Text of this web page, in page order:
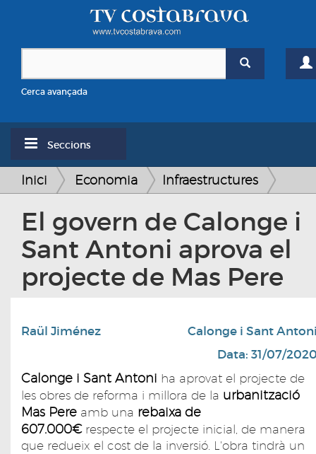
Cerca avançada
Seccions
Inici Economia Infraestructures
El govern de Calonge i
Sant Antoni aprova el
projecte de Mas Pere
Raül Jiménez
Calonge i Sant
Data: 31/07/
Calonge i Sant Antoni ha aprovat el projecte de
les obres de reforma i millora de la urbanització
Mas Pere amb una rebaixa de
607.000€respecte el projecte inicial, de manera
que redueix el cost de la inversió. L'obra tindrà un